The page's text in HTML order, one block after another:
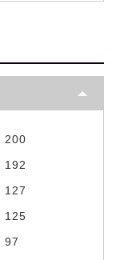
200
192
127
125
97